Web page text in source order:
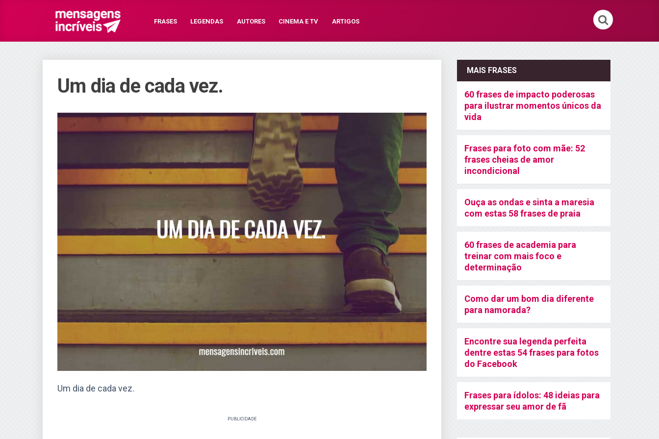
FRASES LEGENDAS AUTORES CINEMA E TV ARTIGOS
Um dia de cada vez.
Um dia de cada vez.
PUBLICIDADE
MAIS FRASES
60 frases de impacto poderosas
para ilustrar momentos únicos da
vida
Frases para foto com mãe: 52
frases cheias de amor
incondicional
Ouça as ondas e sinta a maresia
com estas 58 frases de praia
60 frases de academia para
treinar com mais foco e
determinação
Como dar um bom dia diferente
para namorada?
Encontre sua legenda perfeita
dentre estas 54 frases para fotos
do Facebook
Frases para ídolos: 48 ideias para
expressar seu amor de fã